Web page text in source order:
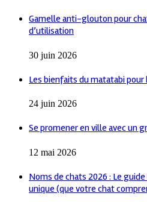
Gamelle anti-glouton pour
d’utilisation
30 juin 2026
Les bienfaits du matatabi pour
24 juin 2026
Se promener en ville avec un
12 mai 2026
Noms de chats 2026 : Le
unique (que votre chat